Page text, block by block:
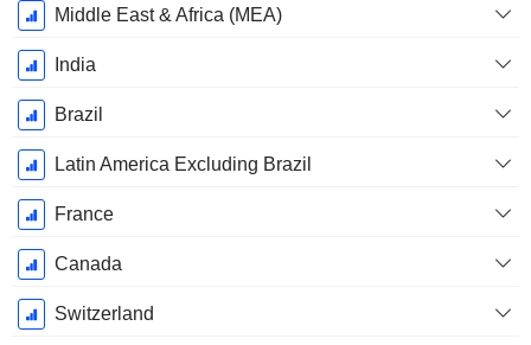
Middle East & Africa (MEA)
India
Brazil
Latin America Excluding Brazil
France
Canada
Switzerland